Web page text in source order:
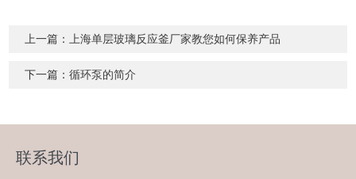
上一篇： 上海单层玻璃反应釜厂家教您如何保养产品
下一篇：循环泵的简介
联系我们